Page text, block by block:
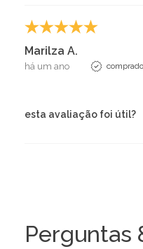
Marilza A.
há um ano
esta avaliação foi útil?
Perguntas